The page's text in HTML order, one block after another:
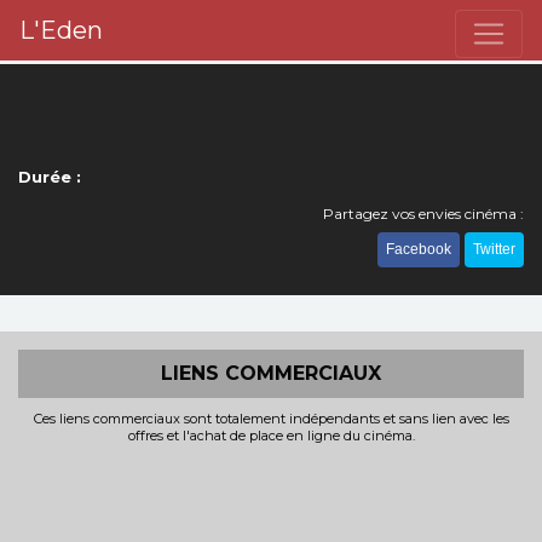
L'Eden
Durée :
Partagez vos envies cinéma :
Facebook Twitter
LIENS COMMERCIAUX
Ces liens commerciaux sont totalement indépendants et sans lien avec les
offres et l'achat de place en ligne du cinéma.